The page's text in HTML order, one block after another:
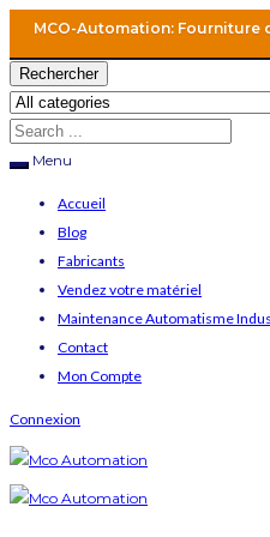
MCO-Automation:
Rechercher
Menu
Accueil
Blog
Fabricants
Vendez votre matériel
Maintenance Automatisme
Contact
Mon Compte
Connexion